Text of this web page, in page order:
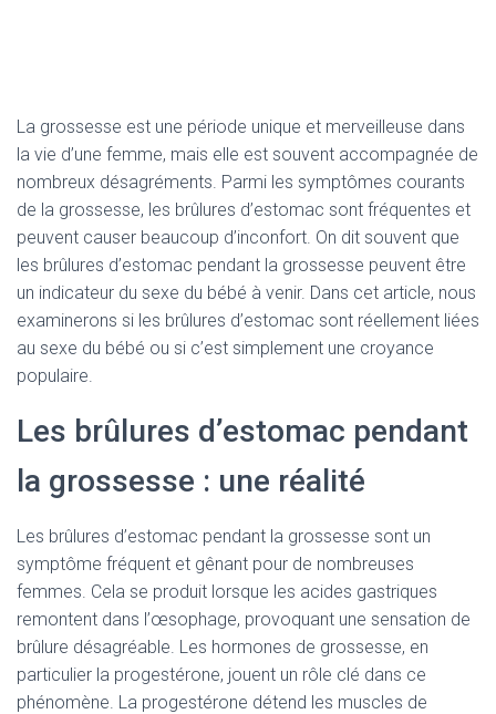
La grossesse est une période unique et merveilleuse dans
la vie d’une femme, mais elle est souvent accompagnée de
nombreux désagréments. Parmi les symptômes courants
de la grossesse, les brûlures d’estomac sont fréquentes et
peuvent causer beaucoup d’inconfort. On dit souvent que
les brûlures d’estomac pendant la grossesse peuvent être
un indicateur du sexe du bébé à venir. Dans cet article, nous
examinerons si les brûlures d’estomac sont réellement liées
au sexe du bébé ou si c’est simplement une croyance
populaire.
Les brûlures d’estomac pendant
la grossesse : une réalité
Les brûlures d’estomac pendant la grossesse sont un
symptôme fréquent et gênant pour de nombreuses
femmes. Cela se produit lorsque les acides gastriques
remontent dans l’œsophage, provoquant une sensation de
brûlure désagréable. Les hormones de grossesse, en
particulier la progestérone, jouent un rôle clé dans ce
phénomène. La progestérone détend les muscles de